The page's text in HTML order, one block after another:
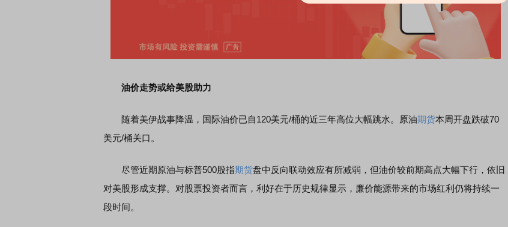
油价走势或给美股助力
随着美伊战事降温，国际油价已自120美元/桶的近三年高位大幅跳水。原油期货本周开盘跌破70
美元/桶关口。
尽管近期原油与标普500股指期货盘中反向联动效应有所减弱，但油价较前期高点大幅下行，依旧
对美股形成支撑。对股票投资者而言，利好在于历史规律显示，廉价能源带来的市场红利仍将持续一
段时间。